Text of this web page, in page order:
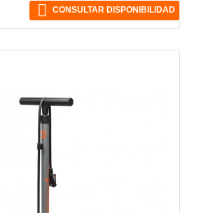
 CONSULTAR DISPONIBILIDAD